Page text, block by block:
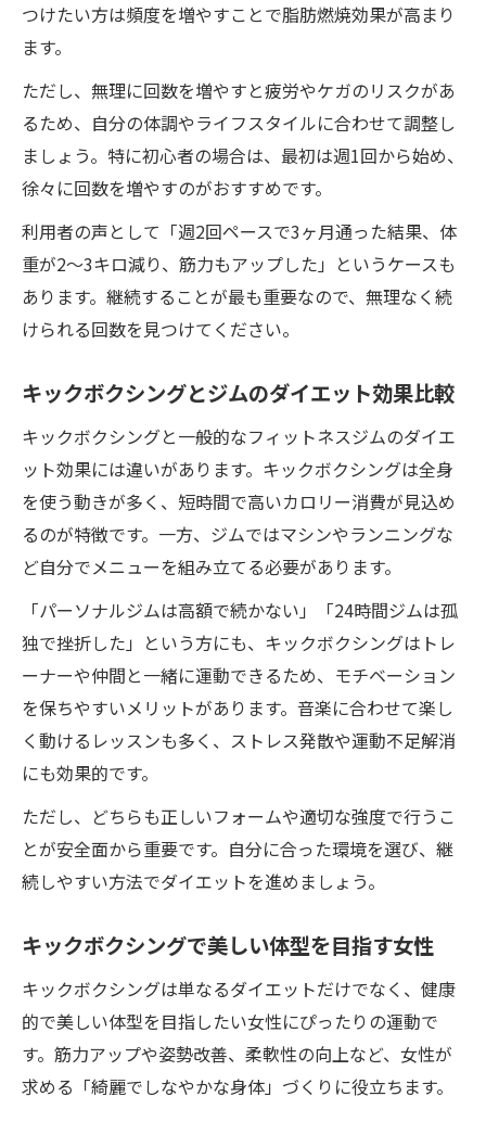
つけたい方は頻度を増やすことで脂肪燃焼効果が高まり
ます。
ただし、無理に回数を増やすと疲労やケガのリスクがあ
るため、自分の体調やライフスタイルに合わせて調整し
ましょう。特に初心者の場合は、最初は週1回から始め、
徐々に回数を増やすのがおすすめです。
利用者の声として「週2回ペースで3ヶ月通った結果、体
重が2〜3キロ減り、筋力もアップした」というケースも
あります。継続することが最も重要なので、無理なく続
けられる回数を見つけてください。
キックボクシングとジムのダイエット効果比較
キックボクシングと一般的なフィットネスジムのダイエ
ット効果には違いがあります。キックボクシングは全身
を使う動きが多く、短時間で高いカロリー消費が見込め
るのが特徴です。一方、ジムではマシンやランニングな
ど自分でメニューを組み立てる必要があります。
「パーソナルジムは高額で続かない」「24時間ジムは孤
独で挫折した」という方にも、キックボクシングはトレ
ーナーや仲間と一緒に運動できるため、モチベーション
を保ちやすいメリットがあります。音楽に合わせて楽し
く動けるレッスンも多く、ストレス発散や運動不足解消
にも効果的です。
ただし、どちらも正しいフォームや適切な強度で行うこ
とが安全面から重要です。自分に合った環境を選び、継
続しやすい方法でダイエットを進めましょう。
キックボクシングで美しい体型を目指す女性
キックボクシングは単なるダイエットだけでなく、健康
的で美しい体型を目指したい女性にぴったりの運動で
す。筋力アップや姿勢改善、柔軟性の向上など、女性が
求める「綺麗でしなやかな身体」づくりに役立ちます。